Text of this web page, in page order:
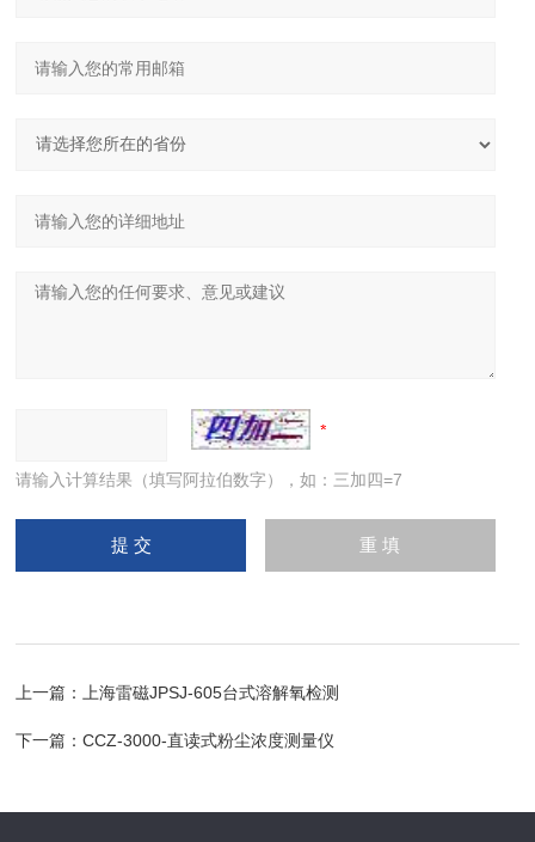
请输入计算结果（填写阿拉伯数字），如：三加四=7
上一篇： 上海雷磁JPSJ-605台式溶解氧检测
下一篇：CCZ-3000-直读式粉尘浓度测量仪